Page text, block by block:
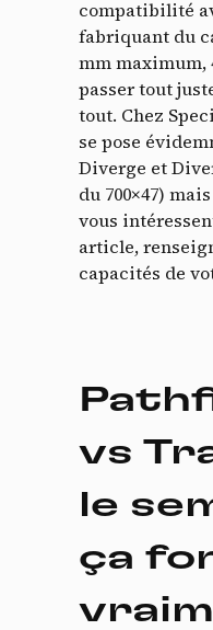
compatibilité
fabriquant du
mm maximum,
passer tout
tout. Chez
se pose
Diverge et
du 700×47)
vous
article,
capacités de
vs
le
ça